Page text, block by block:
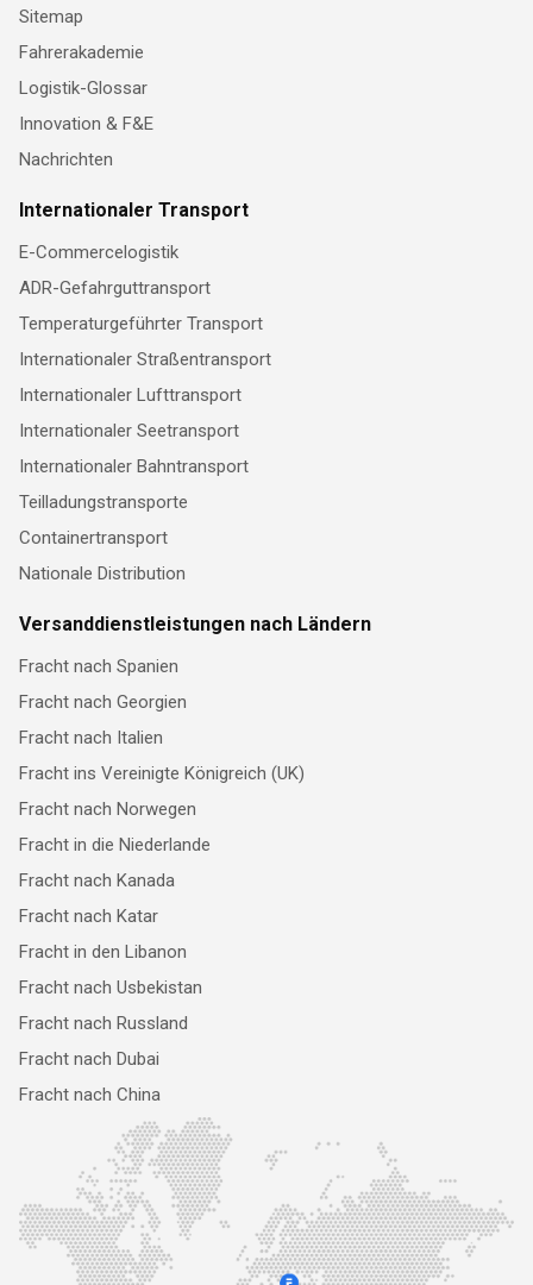
Sitemap
Fahrerakademie
Logistik-Glossar
Innovation & F&E
Nachrichten
Internationaler Transport
E-Commercelogistik
ADR-Gefahrguttransport
Temperaturgeführter Transport
Internationaler Straßentransport
Internationaler Lufttransport
Internationaler Seetransport
Internationaler Bahntransport
Teilladungstransporte
Containertransport
Nationale Distribution
Versanddienstleistungen nach Ländern
Fracht nach Spanien
Fracht nach Georgien
Fracht nach Italien
Fracht ins Vereinigte Königreich (UK)
Fracht nach Norwegen
Fracht in die Niederlande
Fracht nach Kanada
Fracht nach Katar
Fracht in den Libanon
Fracht nach Usbekistan
Fracht nach Russland
Fracht nach Dubai
Fracht nach China